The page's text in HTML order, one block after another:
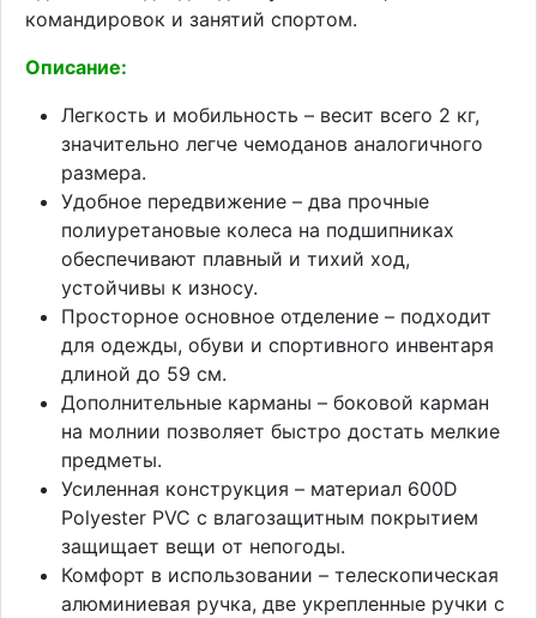
командировок и занятий спортом.
Описание:
Легкость и мобильность – весит всего 2 кг,
значительно легче чемоданов аналогичного
размера.
Удобное передвижение – два прочные
полиуретановые колеса на подшипниках
обеспечивают плавный и тихий ход,
устойчивы к износу.
Просторное основное отделение – подходит
для одежды, обуви и спортивного инвентаря
длиной до 59 см.
Дополнительные карманы – боковой карман
на молнии позволяет быстро достать мелкие
предметы.
Усиленная конструкция – материал 600D
Polyester PVC с влагозащитным покрытием
защищает вещи от непогоды.
Комфорт в использовании – телескопическая
алюминиевая ручка, две укрепленные ручки с